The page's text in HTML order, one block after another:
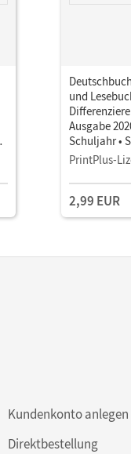
und
Ausgabe
Schuljahr •
als E-Book
PrintPlus-
2,99 EUR
Kundenkonto anlegen
Direktbestellung